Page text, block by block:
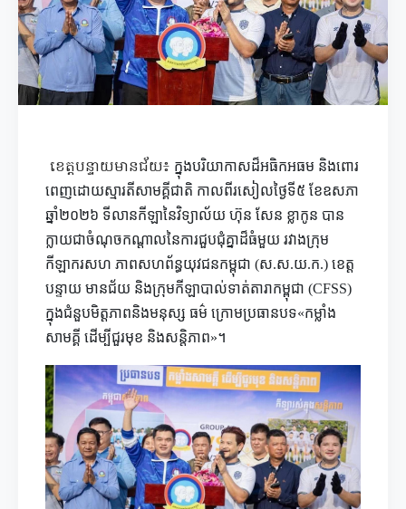
ខេត្តបន្ទាយមានជ័យ៖ ក្នុងបរិយាកាសដ៏អធិកអធម និងពោរ
ពេញដោយស្មារតីសាមគ្គីជាតិ កាលពីរសៀលថ្ងៃទី៥ ខែឧសភា
ឆ្នាំ២០២៦ ទីលានកីឡានៃវិទ្យាល័យ ហ៊ុន សែន ខ្លាកូន បាន
ក្លាយជាចំណុចកណ្តាលនៃការជួបជុំគ្នាដ៏ធំមួយ រវាងក្រុម
កីឡាករសហ ភាពសហព័ន្ធយុវជនកម្ពុជា (ស.ស.យ.ក.) ខេត្ត
បន្ទាយ មានជ័យ និងក្រុមកីឡាបាល់ទាត់តារាកម្ពុជា (CFSS)
ក្នុងជំនួបមិត្តភាពនិងមនុស្ស ធម៌ ក្រោមប្រធានបទ«កម្លាំង
សាមគ្គី ដើម្បីជួរមុខ និងសន្តិភាព»។